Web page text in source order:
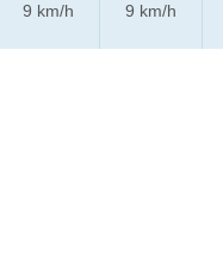
9 km/h
9 km/h